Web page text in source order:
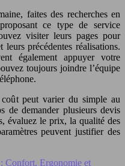
faites des recherches en
ce type de service
visiter leurs pages pour
précédentes réalisations.
également appuyer votre
toujours joindre l’équipe
peut varier du simple au
de demander plusieurs devis
évaluez le prix, la qualité des
peuvent justifier des
Confort, Ergonomie et